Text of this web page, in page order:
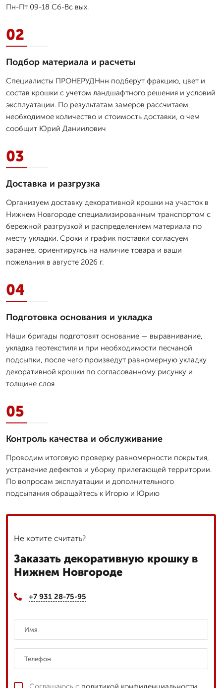
Пн-Пт 09-18 Сб-Вс вых.
02
Подбор материала и расчеты
Специалисты ПРОНЕРУДНнн подберут фракцию, цвет и
состав крошки с учетом ландшафтного решения и условий
эксплуатации. По результатам замеров рассчитаем
необходимое количество и стоимость доставки, о чем
сообщит Юрий Даниилович
03
Доставка и разгрузка
Организуем доставку декоративной крошки на участок в
Нижнем Новгороде специализированным транспортом с
бережной разгрузкой и распределением материала по
месту укладки. Сроки и график поставки согласуем
заранее, ориентируясь на наличие товара и ваши
пожелания в августе 2026 г.
04
Подготовка основания и укладка
Наши бригады подготовят основание — выравнивание,
укладка геотекстиля и при необходимости песчаной
подсыпки, после чего произведут равномерную укладку
декоративной крошки по согласованному рисунку и
толщине слоя
05
Контроль качества и обслуживание
Проводим итоговую проверку равномерности покрытия,
устранение дефектов и уборку прилегающей территории.
По вопросам эксплуатации и дополнительного
подсыпания обращайтесь к Игорю и Юрию
Не хотите считать?
Заказать декоративную крошку в
Нижнем Новгороде
+7 931 28-75-95